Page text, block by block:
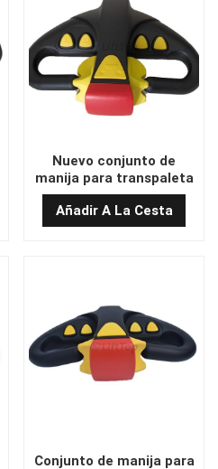
Nuevo conjunto de
manija para transpaleta
REMA fabricado en China
Añadir A La Cesta
Conjunto de manija para